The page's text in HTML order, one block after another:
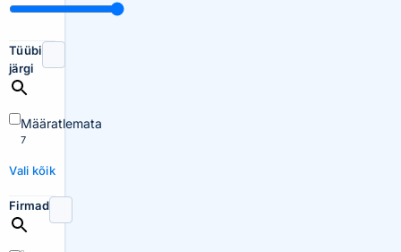
Tüübi
järgi
Määratlemata
7
Vali kõik
Firmad